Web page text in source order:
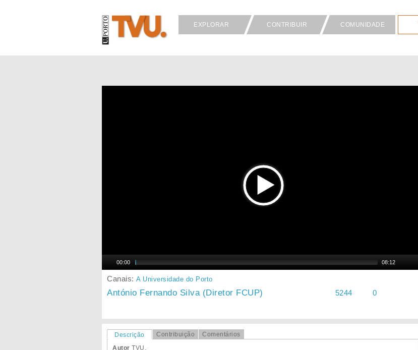
EXPLORAR CONTRIBUIR COMUNIDADE
00:00 08:12
Canais: A Universidade do Porto
António Fernando Silva (Diretor FCUP) 5244 0
Descrição Contribuição
Comentários
Autor TVU.